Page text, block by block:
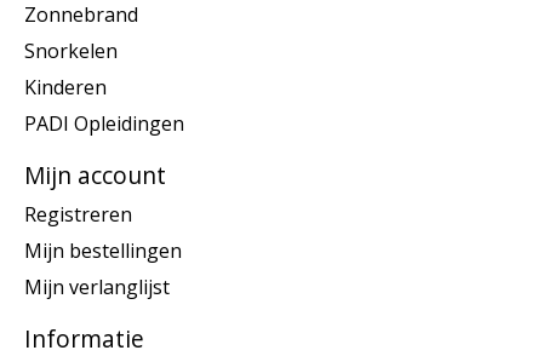
Zonnebrand
Snorkelen
Kinderen
PADI Opleidingen
Mijn account
Registreren
Mijn bestellingen
Mijn verlanglijst
Informatie